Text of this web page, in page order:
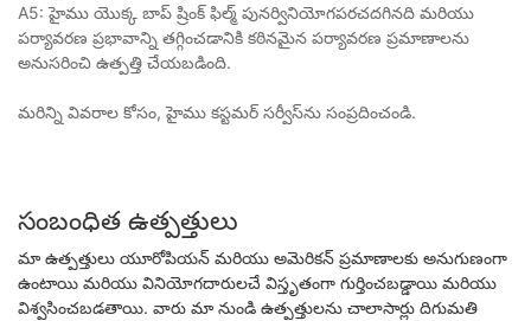
A5: హైము యొక్క బాప్ ష్రింక్ ఫిల్మ్ పునర్వినియోగపరచదగినది మరియు
పర్యావరణ ప్రభావాన్ని తగ్గించడానికి కఠినమైన పర్యావరణ ప్రమాణాలను
అనుసరించి ఉత్పత్తి చేయబడింది.
మరిన్ని వివరాల కోసం, హైము కస్టమర్ సర్వీస్‌ను సంప్రదించండి.
సంబంధిత ఉత్పత్తులు
మా ఉత్పత్తులు యూరోపియన్ మరియు అమెరికన్ ప్రమాణాలకు అనుగుణంగా
ఉంటాయి మరియు వినియోగదారులచే విస్తృతంగా గుర్తించబడ్డాయి మరియు
విశ్వసించబడతాయి. వారు మా నుండి ఉత్పత్తులను చాలాసార్లు దిగుమతి